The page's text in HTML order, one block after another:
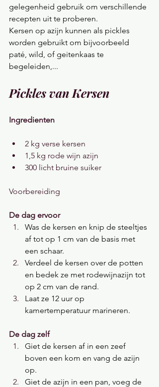
gelegenheid gebruik om verschillende
recepten uit te proberen.
Kersen op azijn kunnen als pickles
worden gebruikt om bijvoorbeeld
paté, wild, of geitenkaas te
begeleiden,...
Pickles van Kersen
Ingredienten
2 kg verse kersen
1,5 kg rode wijn azijn
300 licht bruine suiker
Voorbereiding
De dag ervoor
Was de kersen en knip de steeltjes
af tot op 1 cm van de basis met
een schaar.
Verdeel de kersen over de potten
en bedek ze met rodewijnazijn tot
op 2 cm van de rand.
Laat ze 12 uur op
kamertemperatuur marineren.
De dag zelf
Giet de kersen af in een zeef
boven een kom en vang de azijn
op.
Giet de azijn in een pan, voeg de